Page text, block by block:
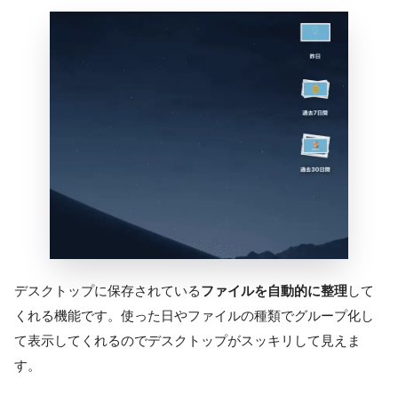
デスクトップに保存されているファイルを自動的に整理 して
くれる機能です。使った日やファイルの種類でグループ化し
て表示してくれるのでデスクトップがスッキリして見えま
す。